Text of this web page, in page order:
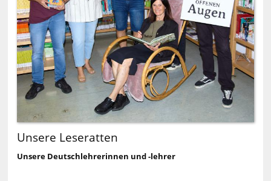
Unsere Leseratten
Unsere Deutschlehrerinnen und -lehrer